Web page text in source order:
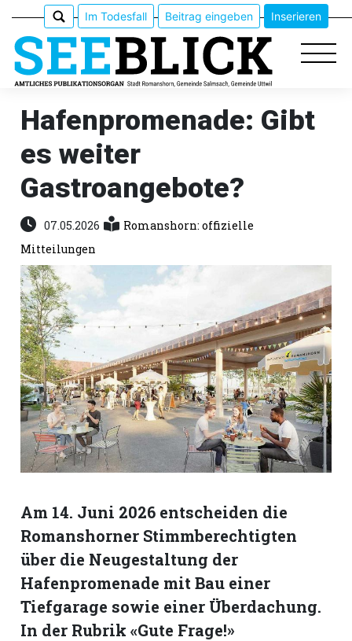
Epaper
Veranstaltungen
Erlebnisführer
App
Romanshorn:
offizielle
Mitteilungen
Im Todesfall Beitrag eingeben Inserieren
Hafenpromenade: Gibt
es weiter
Gastroangebote?
07.05.2026
Romanshorn: offizielle
Mitteilungen
Am 14. Juni 2026 entscheiden die
Romanshorner Stimmberechtigten
über die Neugestaltung der
Hafenpromenade mit Bau einer
Tiefgarage sowie einer Überdachung.
In der Rubrik «Gute Frage!»